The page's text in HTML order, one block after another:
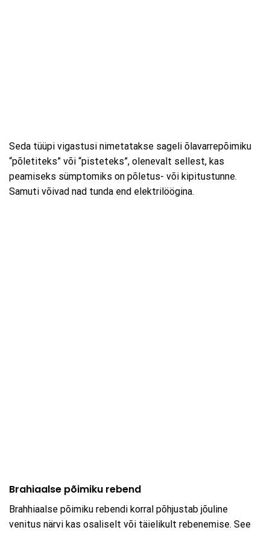
Seda tüüpi vigastusi nimetatakse sageli õlavarrepõimiku
“põletiteks” või “pisteteks”, olenevalt sellest, kas
peamiseks sümptomiks on põletus- või kipitustunne.
Samuti võivad nad tunda end elektrilöögina.
Brahiaalse põimiku rebend
Brahhiaalse põimiku rebendi korral põhjustab jõuline
venitus närvi kas osaliselt või täielikult rebenemise. See